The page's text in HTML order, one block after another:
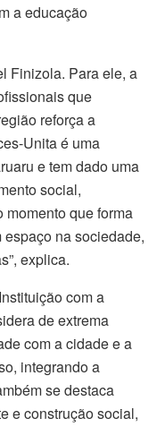
a educação
Finizola. Para ele, a
que
reforça a
Unita é uma
e tem dado uma
social,
momento que forma
na sociedade,
explica.
com a
de extrema
com a cidade e a
integrando a
se destaca
e construção social,